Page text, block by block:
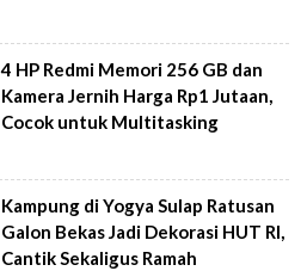
4 HP Redmi Memori 256 GB dan
Kamera Jernih Harga Rp1 Jutaan,
Cocok untuk Multitasking
Kampung di Yogya Sulap Ratusan
Galon Bekas Jadi Dekorasi HUT RI,
Cantik Sekaligus Ramah